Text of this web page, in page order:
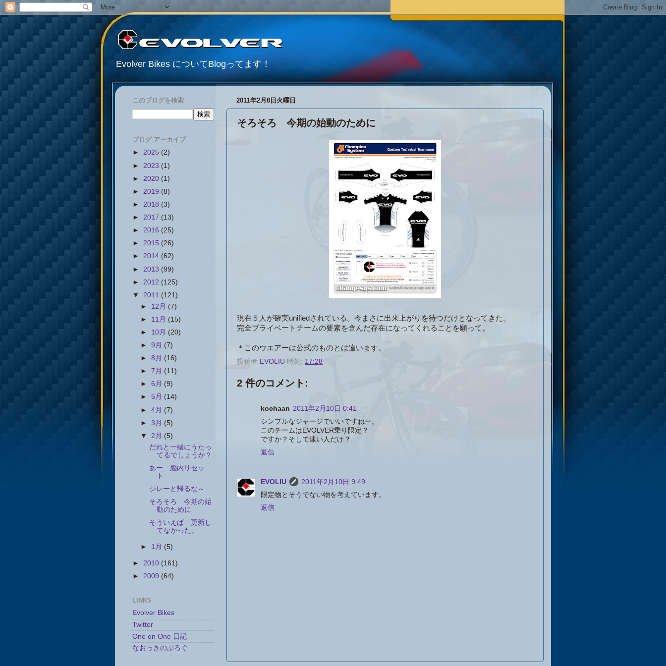
Evolver Bikes についてBlogってます！
2011年2月8日火曜日
そろそろ 今期の始動のために
現在５人が確実unifiedされている。今まさに出来上がりを待つだけとなってきた。
完全プライベートチームの要素を含んだ存在になってくれることを願って。
＊このウエアーは公式のものとは違います。
投稿者 EVOLIU 時刻: 17:28
2 件のコメント:
kochaan 2011年2月10日 0:41
シンプルなジャージでいいですねー。
このチームはEVOLVER乗り限定？
ですか？そして速い人だけ？
返信
EVOLIU
2011年2月10日 9:49
限定物とそうでない物を考えています。
返信
このブログを検索
ブログ アーカイブ
► 2025 (2)
► 2023 (1)
► 2020 (1)
► 2019 (8)
► 2018 (3)
► 2017 (13)
► 2016 (25)
► 2015 (26)
► 2014 (62)
► 2013 (99)
► 2012 (125)
▼ 2011 (121)
► 12月 (7)
► 11月 (15)
► 10月 (20)
►9月 (7)
►8月 (16)
►7月 (11)
►6月 (9)
► 5月 (14)
►4月 (7)
►3月 (5)
▼ 2月 (5)
だれと一緒にうたっ
てるでしょうか？
あー 脳内リセッ
ト
シレーと帰るな～
そろそろ 今期の始
動のために
そういえば 更新し
てなかった。
► 1月 (5)
► 2010 (161)
► 2009 (64)
LINKS
Evolver Bikes
Twitter
One on One 日記
なおっきのぶろぐ